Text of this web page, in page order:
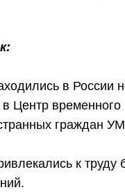
в России
Центр временного
граждан
к труду